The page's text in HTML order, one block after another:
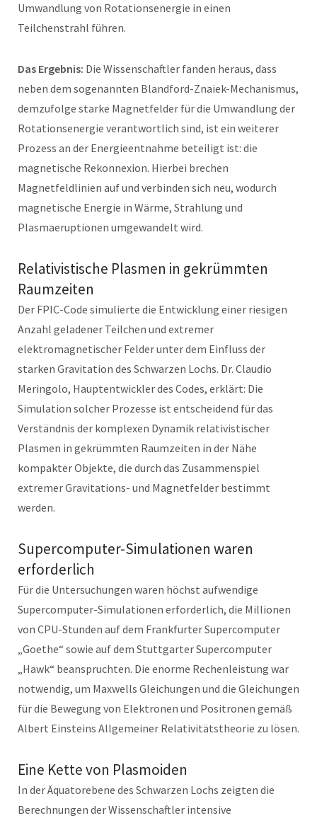
Umwandlung von Rotationsenergie in einen
Teilchenstrahl führen.
Das Ergebnis: Die Wissenschaftler fanden heraus, dass
neben dem sogenannten Blandford-Znaiek-Mechanismus,
demzufolge starke Magnetfelder für die Umwandlung der
Rotationsenergie verantwortlich sind, ist ein weiterer
Prozess an der Energieentnahme beteiligt ist: die
magnetische Rekonnexion. Hierbei brechen
Magnetfeldlinien auf und verbinden sich neu, wodurch
magnetische Energie in Wärme, Strahlung und
Plasmaeruptionen umgewandelt wird.
Relativistische Plasmen in gekrümmten
Raumzeiten
Der FPIC-Code simulierte die Entwicklung einer riesigen
Anzahl geladener Teilchen und extremer
elektromagnetischer Felder unter dem Einfluss der
starken Gravitation des Schwarzen Lochs. Dr. Claudio
Meringolo, Hauptentwickler des Codes, erklärt: Die
Simulation solcher Prozesse ist entscheidend für das
Verständnis der komplexen Dynamik relativistischer
Plasmen in gekrümmten Raumzeiten in der Nähe
kompakter Objekte, die durch das Zusammenspiel
extremer Gravitations- und Magnetfelder bestimmt
werden.
Supercomputer-Simulationen waren
erforderlich
Für die Untersuchungen waren höchst aufwendige
Supercomputer-Simulationen erforderlich, die Millionen
von CPU-Stunden auf dem Frankfurter Supercomputer
„Goethe“ sowie auf dem Stuttgarter Supercomputer
„Hawk“ beanspruchten. Die enorme Rechenleistung war
notwendig, um Maxwells Gleichungen und die Gleichungen
für die Bewegung von Elektronen und Positronen gemäß
Albert Einsteins Allgemeiner Relativitätstheorie zu lösen.
Eine Kette von Plasmoiden
In der Äquatorebene des Schwarzen Lochs zeigten die
Berechnungen der Wissenschaftler intensive